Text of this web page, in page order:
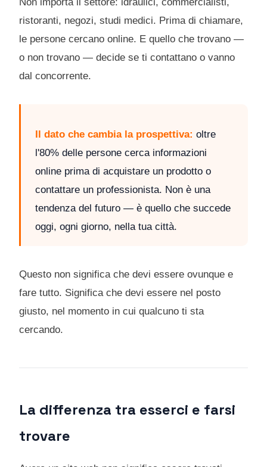
ristoranti, negozi, studi medici. Prima di chiamare,
le persone cercano online. E quello che trovano —
o non trovano — decide se ti contattano o vanno
dal concorrente.
Il dato che cambia la prospettiva: oltre
l'80% delle persone cerca informazioni
online prima di acquistare un prodotto o
contattare un professionista. Non è una
tendenza del futuro — è quello che succede
oggi, ogni giorno, nella tua città.
Questo non significa che devi essere ovunque e
fare tutto. Significa che devi essere nel posto
giusto, nel momento in cui qualcuno ti sta
cercando.
La differenza tra esserci e farsi
trovare